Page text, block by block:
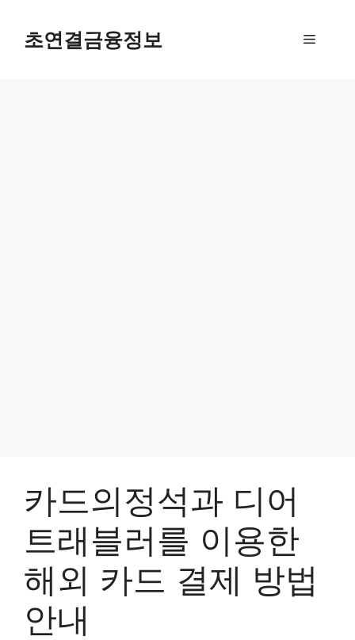
초연결금융정보 메
카드의정석과 디어
트래블러를 이용한
해외 카드 결제 방법
안내